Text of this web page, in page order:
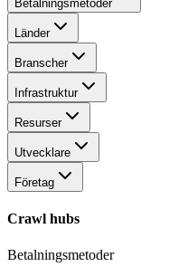
Betalningsmetoder
Länder
Branscher
Infrastruktur
Resurser
Utvecklare
Företag
Crawl hubs
Betalningsmetoder